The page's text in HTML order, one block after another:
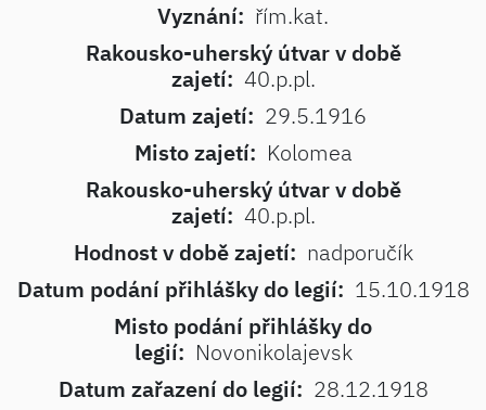
Vyznání: řím.kat.
Rakousko-uherský útvar v době
zajetí: 40.p.pl.
Datum zajetí: 29.5.1916
Misto zajetí: Kolomea
Rakousko-uherský útvar v době
zajetí: 40.p.pl.
Hodnost v době zajetí: nadporučík
Datum podání přihlášky do legií: 15.10.1918
Misto podání přihlášky do
legií: Novonikolajevsk
Datum zařazení do legií: 28.12.1918